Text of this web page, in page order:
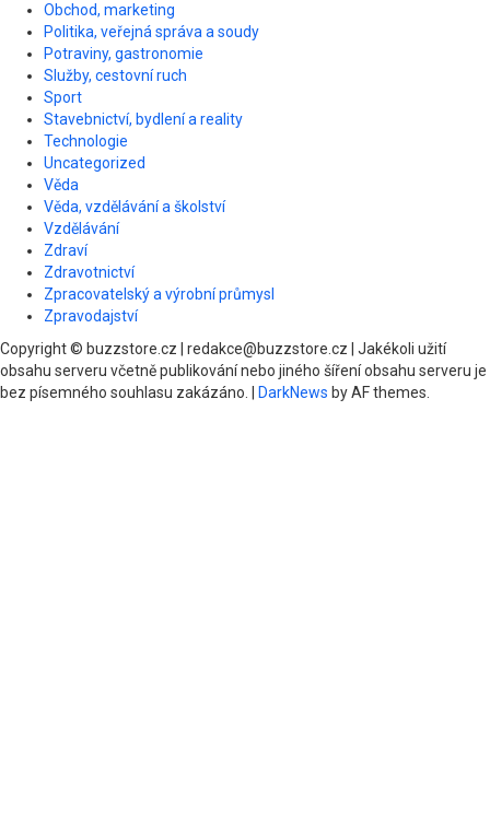
Obchod, marketing
Politika, veřejná správa a soudy
Potraviny, gastronomie
Služby, cestovní ruch
Sport
Stavebnictví, bydlení a reality
Technologie
Uncategorized
Věda
Věda, vzdělávání a školství
Vzdělávání
Zdraví
Zdravotnictví
Zpracovatelský a výrobní průmysl
Zpravodajství
Copyright © buzzstore.cz | redakce@buzzstore.cz | Jakékoli užití
obsahu serveru včetně publikování nebo jiného šíření obsahu serveru je
bez písemného souhlasu zakázáno.
DarkNews by AF themes.